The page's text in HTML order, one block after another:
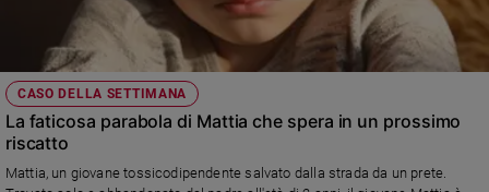
CASO DELLA SETTIMANA
La faticosa parabola di Mattia che spera in un prossimo
riscatto
Mattia, un giovane tossicodipendente salvato dalla strada da un prete.